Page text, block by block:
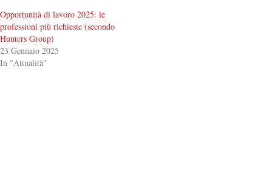
Opportunità di lavoro 2025: le
professioni più richieste (secondo
Hunters Group)
23 Gennaio 2025
In "Attualità"